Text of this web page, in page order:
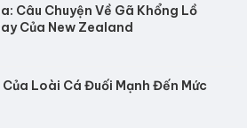
Câu Chuyện Về Gã Khổng Lồ
Của New Zealand
Loài Cá Đuối Mạnh Đến Mức